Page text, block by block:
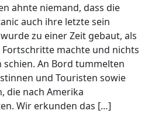
ahnte niemand, dass die
auch ihre letzte sein
zu einer Zeit gebaut, als
machte und nichts
schien. An Bord tummelten
und Touristen sowie
die nach Amerika
Wir erkunden das […]